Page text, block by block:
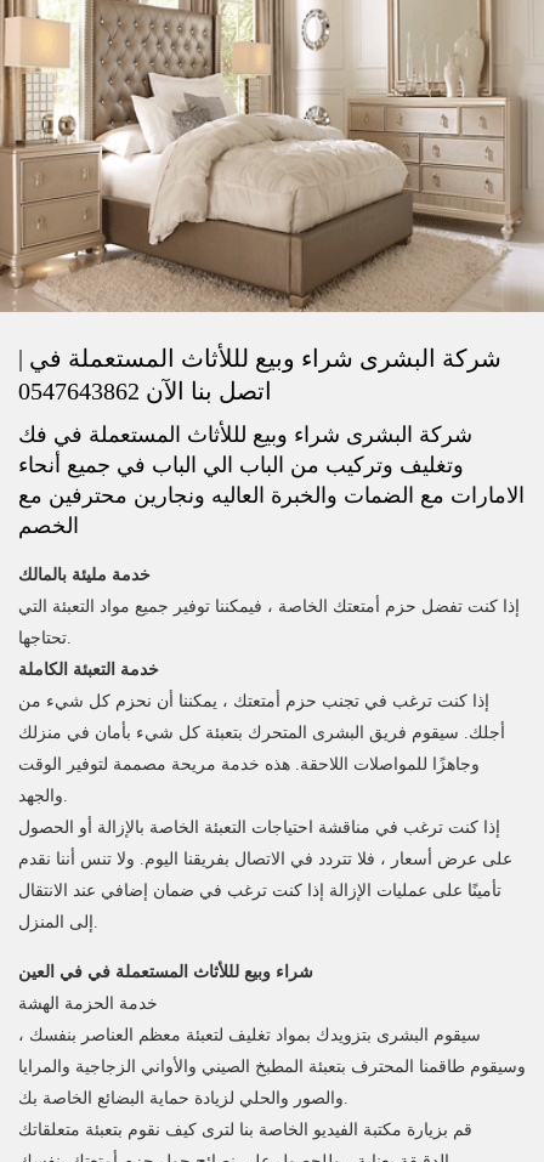
شركة البشرى شراء وبيع لللأثاث المستعملة في |
اتصل بنا الآن 0547643862
شركة البشرى شراء وبيع لللأثاث المستعملة في فك
وتغليف وتركيب من الباب الي الباب في جميع أنحاء
الامارات مع الضمات والخبرة العاليه ونجارين محترفين مع
الخصم
خدمة مليئة بالمالك
إذا كنت تفضل حزم أمتعتك الخاصة ، فيمكننا توفير جميع مواد التعبئة التي
خدمة التعبئة الكاملة
إذا كنت ترغب في تجنب حزم أمتعتك ، يمكننا أن نحزم كل شيء من
أجلك. سيقوم فريق البشرى المتحرك بتعبئة كل شيء بأمان في منزلك
وجاهزًا للمواصلات اللاحقة. هذه خدمة مريحة مصممة لتوفير الوقت
إذا كنت ترغب في مناقشة احتياجات التعبئة الخاصة بالإزالة أو الحصول
على عرض أسعار ، فلا تتردد في الاتصال بفريقنا اليوم. ولا تنس أننا نقدم
تأمينًا على عمليات الإزالة إذا كنت ترغب في ضمان إضافي عند الانتقال
شراء وبيع لللأثاث المستعملة في في العين
خدمة الحزمة الهشة
سيقوم البشرى بتزويدك بمواد تغليف لتعبئة معظم العناصر بنفسك ،
وسيقوم طاقمنا المحترف بتعبئة المطبخ الصيني والأواني الزجاجية والمرايا
قم بزيارة مكتبة الفيديو الخاصة بنا لترى كيف نقوم بتعبئة متعلقاتك